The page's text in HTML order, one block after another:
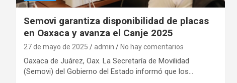
Semovi garantiza disponibilidad de placas
en Oaxaca y avanza el Canje 2025
27 de mayo de 2025 admin No hay comentarios
Oaxaca de Juárez, Oax. La Secretaría de Movilidad
(Semovi) del Gobierno del Estado informó que los…